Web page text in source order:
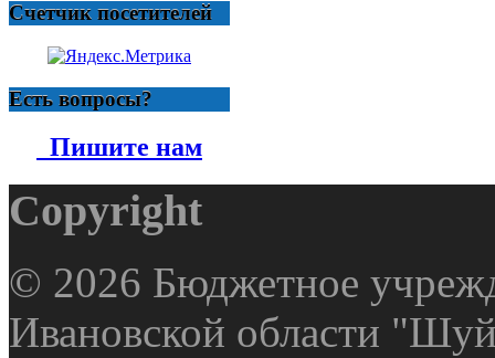
Счетчик посетителей
Есть вопросы?
Пишите нам
Copyright
© 2026 Бюджетное
Ивановской области